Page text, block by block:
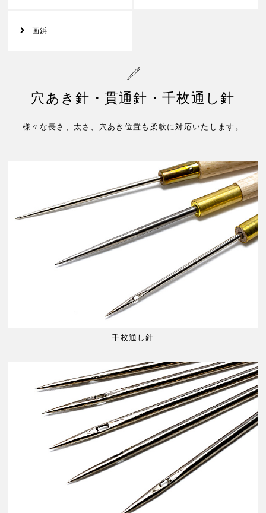
画鋲
穴あき針・貫通針・千枚通し針
様々な長さ、太さ、穴あき位置も柔軟に対応いたします。
千枚通し針